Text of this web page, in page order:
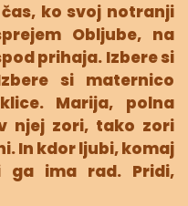
ko svoj notranji
Obljube, na
prihaja. Izbere si
si maternico
Marija, polna
njej zori, tako zori
In kdor ljubi, komaj
ima rad. Pridi,